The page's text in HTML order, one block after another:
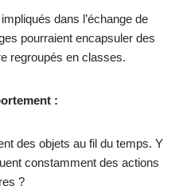
dans l’échange de
pourraient encapsuler des
regroupés en classes.
:
des objets au fil du temps. Y
constamment des actions
?